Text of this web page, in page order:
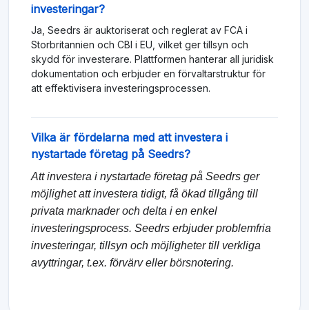
investeringar?
Ja, Seedrs är auktoriserat och reglerat av FCA i
Storbritannien och CBI i EU, vilket ger tillsyn och
skydd för investerare. Plattformen hanterar all juridisk
dokumentation och erbjuder en förvaltarstruktur för
att effektivisera investeringsprocessen.
Vilka är fördelarna med att investera i
nystartade företag på Seedrs?
Att investera i nystartade företag på Seedrs ger
möjlighet att investera tidigt, få ökad tillgång till
privata marknader och delta i en enkel
investeringsprocess. Seedrs erbjuder problemfria
investeringar, tillsyn och möjligheter till verkliga
avyttringar, t.ex. förvärv eller börsnotering.